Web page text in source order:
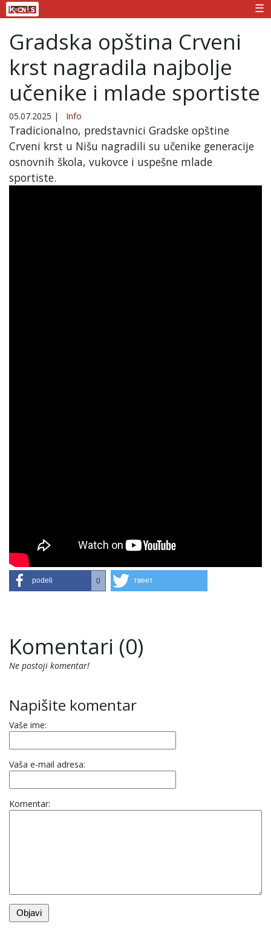
☰
Gradska opština Crveni
krst nagradila najbolje
učenike i mlade sportiste
05.07.2025 | Info
Tradicionalno, predstavnici Gradske opštine
Crveni krst u Nišu nagradili su učenike generacije
osnovnih škola, vukovce i uspešne mlade
sportiste.
podeli 0 твеет
Komentari (0)
Ne postoji komentar!
Napišite komentar
Vaše ime:
Vaša e-mail adresa:
Komentar: